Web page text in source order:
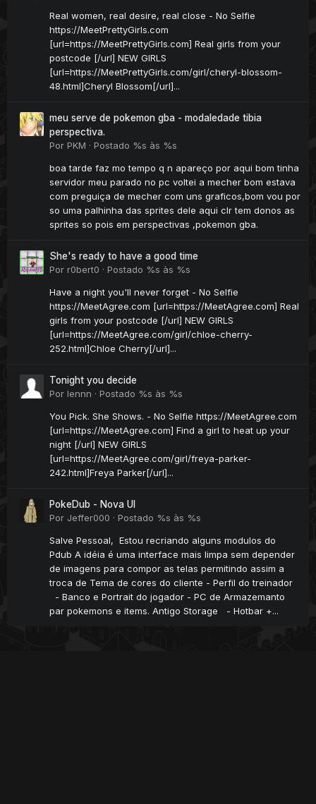
Real women, real desire, real close - No Selfie
https://MeetPrettyGirls.com
[url=https://MeetPrettyGirls.com] Real girls from your
postcode [/url] NEW GIRLS
[url=https://MeetPrettyGirls.com/girl/cheryl-blossom-
48.html]Cheryl Blossom[/url]...
meu serve de pokemon gba - modaledade tibia
perspectiva.
Por PKM · Postado %s às %s
boa tarde faz mo tempo q n apareço por aqui bom tinha
servidor meu parado no pc voltei a mecher bom estava
com preguiça de mecher com uns graficos,bom vou por
so uma palhinha das sprites dele aqui clr tem donos as
sprites so pois em perspectivas ,pokemon gba.
She's ready to have a good time
Por r0bert0 · Postado %s às %s
Have a night you'll never forget - No Selfie
https://MeetAgree.com [url=https://MeetAgree.com] Real
girls from your postcode [/url] NEW GIRLS
[url=https://MeetAgree.com/girl/chloe-cherry-
252.html]Chloe Cherry[/url]...
Tonight you decide
Por lennn · Postado %s às %s
You Pick. She Shows. - No Selfie https://MeetAgree.com
[url=https://MeetAgree.com] Find a girl to heat up your
night [/url] NEW GIRLS
[url=https://MeetAgree.com/girl/freya-parker-
242.html]Freya Parker[/url]...
PokeDub - Nova UI
Por Jeffer000 · Postado %s às %s
Salve Pessoal, Estou recriando alguns modulos do
Pdub A idéia é uma interface mais limpa sem depender
de imagens para compor as telas permitindo assim a
troca de Tema de cores do cliente - Perfil do treinador
- Banco e Portrait do jogador - PC de Armazemanto
par pokemons e items. Antigo Storage - Hotbar +...